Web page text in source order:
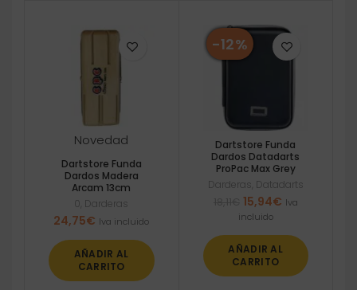
Novedad
Dartstore Funda
Dardos Madera
Arcam 13cm
0 Darderas
24,75€ Iva incluido
AÑADIR AL
CARRITO
-12%
Dartstore Funda
Dardos Datadarts
ProPac Max Grey
Darderas Datadarts
El
precio
era:
18,11€.
15,94€El
15,94€.
Iva
incluido
AÑADIR AL
CARRITO